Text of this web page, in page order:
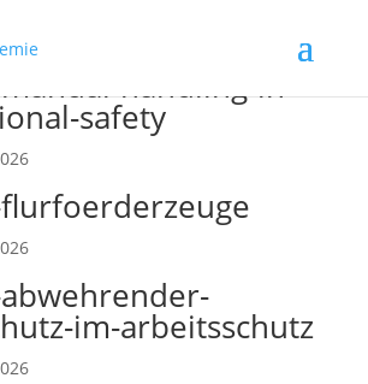
handling-in-
safety
im-arbeitsschutz